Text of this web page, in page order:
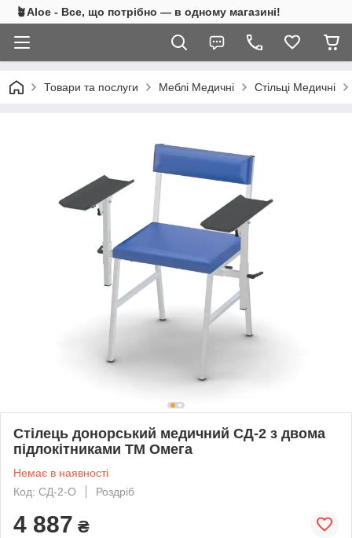
🪴Aloe - Все, що потрібно — в одному магазині!
Товари та послуги Меблі Медичні Стільці Медичні
Стілець донорський медичний СД-2 з двома
підлокітниками ТМ Омега
Немає в наявності
Код: СД-2-О
Роздріб
4 887 ₴